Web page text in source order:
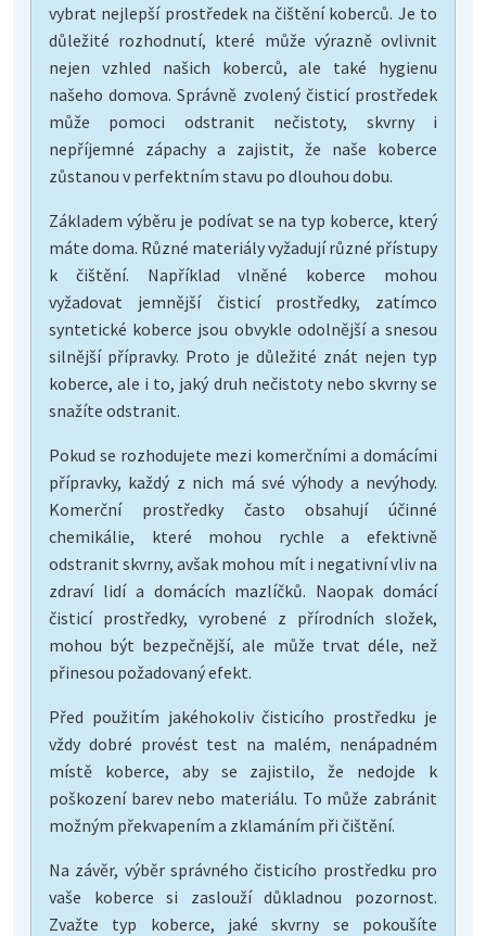
vybrat nejlepší prostředek na čištění koberců. Je to
důležité rozhodnutí, které může výrazně ovlivnit
nejen vzhled našich koberců, ale také hygienu
našeho domova. Správně zvolený čisticí prostředek
může pomoci odstranit nečistoty, skvrny i
nepříjemné zápachy a zajistit, že naše koberce
zůstanou v perfektním stavu po dlouhou dobu.
Základem výběru je podívat se na typ koberce, který
máte doma. Různé materiály vyžadují různé přístupy
k čištění. Například vlněné koberce mohou
vyžadovat jemnější čisticí prostředky, zatímco
syntetické koberce jsou obvykle odolnější a snesou
silnější přípravky. Proto je důležité znát nejen typ
koberce, ale i to, jaký druh nečistoty nebo skvrny se
snažíte odstranit.
Pokud se rozhodujete mezi komerčními a domácími
přípravky, každý z nich má své výhody a nevýhody.
Komerční prostředky často obsahují účinné
chemikálie, které mohou rychle a efektivně
odstranit skvrny, avšak mohou mít i negativní vliv na
zdraví lidí a domácích mazlíčků. Naopak domácí
čisticí prostředky, vyrobené z přírodních složek,
mohou být bezpečnější, ale může trvat déle, než
přinesou požadovaný efekt.
Před použitím jakéhokoliv čisticího prostředku je
vždy dobré provést test na malém, nenápadném
místě koberce, aby se zajistilo, že nedojde k
poškození barev nebo materiálu. To může zabránit
možným překvapením a zklamáním při čištění.
Na závěr, výběr správného čisticího prostředku pro
vaše koberce si zaslouží důkladnou pozornost.
Zvažte typ koberce, jaké skvrny se pokoušíte